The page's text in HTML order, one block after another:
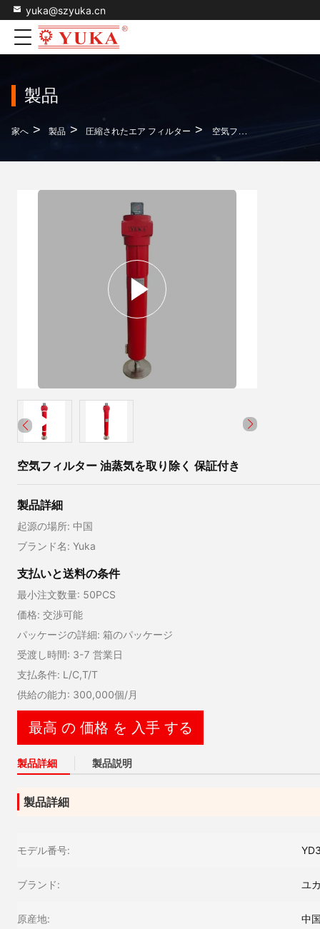
yuka@szyuka.cn
製品
家へ > 製品 > 圧縮されたエア フィルター > 空気フィルター 油蒸気を取り除く 保証付き
空気フィルター 油蒸気を取り除く 保証付き
製品詳細
起源の場所: 中国
ブランド名: Yuka
支払いと送料の条件
最小注文数量: 50PCS
価格: 交渉可能
パッケージの詳細: 箱のパッケージ
受渡し時間: 3-7 営業日
支払条件: L/C,T/T
供給の能力: 300,000個/月
最高 の 価格 を 入手 する
製品詳細 製品説明
製品詳細
モデル番号:
ブランド: ユ
原産地: 中